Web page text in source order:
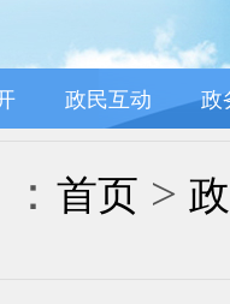
政民互动 政
首页 >